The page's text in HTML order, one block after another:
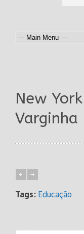
New
Varginha
Tags: Educação